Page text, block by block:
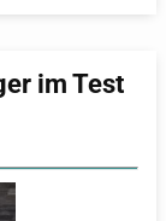
im Test